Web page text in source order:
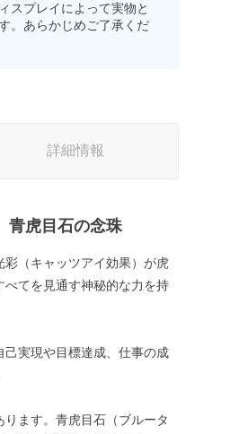
スプレイによって実物と
。あらかじめご了承くだ
詳細情報
虎目石の念珠
彩（キャッツアイ効果）が虎
てを見通す神秘的な力を持
実現や目標達成、仕事の成
ます。青虎目石（ブルータ